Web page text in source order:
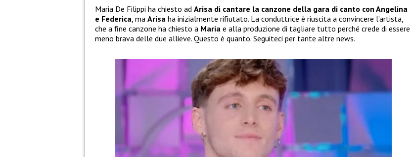
Maria De Filippi ha chiesto ad Arisa di cantare la canzone della gara di canto con Angelina
e Federica, ma Arisa ha inizialmente rifiutato. La conduttrice è riuscita a convincere l’artista,
che a fine canzone ha chiesto a Maria e alla produzione di tagliare tutto perché crede di essere
meno brava delle due allieve. Questo è quanto. Seguiteci per tante altre news.